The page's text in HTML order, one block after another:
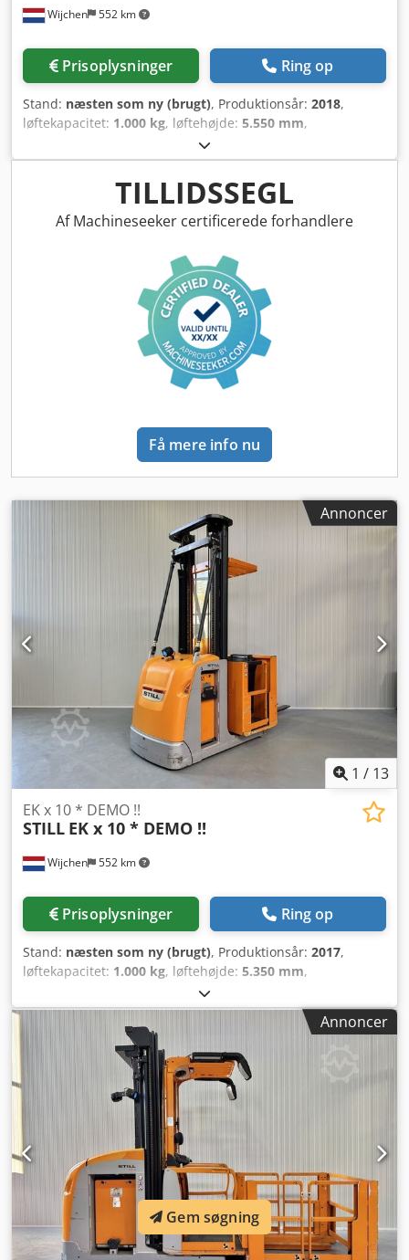
Wijchen 552 km
Prisoplysninger Ring op
Stand: næsten som ny (brugt), Produktionsår: 2018,
løftekapacitet: 1.000 kg, løftehøjde: 5.550 mm,
, driftstimer:
brændstoftype:elektrisk, mastetype:triplex, Producent +
model: JUNGHEINRICH EKS 210 Mast: Z + i - 3F5550 ID:
25064.5759 Kategori: Brugt Mast: 3F Nedfældet højde: 2360
mm Løftehøjde: 5550 mm Kapacitet: 1000 kg
Initialiseret: Ja Kabinebredde: 1500 mm År: 2018 Timer:
2482 timer Chsdpjzq Udisfx Ag Toa Kapacitet: 48 V / 465 Ah
Ekstraudstyr: FULD udstyrspakke!! - Triplexmast - FFL -
DOBBELT styresystem!!!! - Justerbare gafler! - 2 x blåt
arbejdslys - PSA - Fjernlys - Induktiv / trådstyring
TILLIDSSEGL
Af Machineseeker certificerede forhandlere
Få mere info nu
Annoncer
1 / 13
Wijchen 552 km
EK x 10 * DEMO !!
STILL EK x 10 * DEMO !!
Prisoplysninger Ring op
Stand: næsten som ny (brugt), Produktionsår: 2017,
løftekapacitet: 1.000 kg, løftehøjde: 5.350 mm,
, driftstimer:
brændstoftype:elektrisk, mastetype:duplex, Producent +
model: STILL EK-X 10 Mast: 2W5350 ID: 25052.0274
Kategori: Demo Mast: 2W Cedpfx Aezq Uc Sog Teha
Nedfældet højde: 2900 mm Løftehøjde: 5350 mm
Kapacitet: 1000 kg Platformshøjde: 4750 mm Plukkehøjde:
6350 mm Initialiseret: Ja Kabinebredde: 1200 mm År: 2017
Timer: 903 timer Kapacitet: 24 V / 620 Ah Muligheder:
Annoncer
Gem søgning